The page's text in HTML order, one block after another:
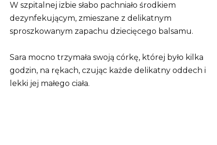
W szpitalnej izbie słabo pachniało środkiem
dezynfekującym, zmieszane z delikatnym
sproszkowanym zapachu dziecięcego balsamu.
Sara mocno trzymała swoją córkę, której było kilka
godzin, na rękach, czując każde delikatny oddech i
lekki jej małego ciała.